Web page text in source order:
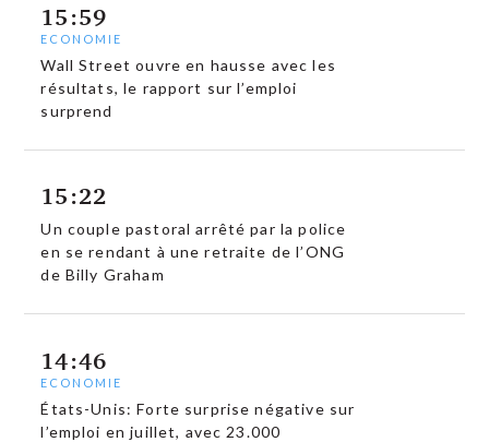
15:59
ECONOMIE
Wall Street ouvre en hausse avec les
résultats, le rapport sur l’emploi
surprend
15:22
Un couple pastoral arrêté par la police
en se rendant à une retraite de l’ONG
de Billy Graham
14:46
ECONOMIE
États-Unis: Forte surprise négative sur
l’emploi en juillet, avec 23.000